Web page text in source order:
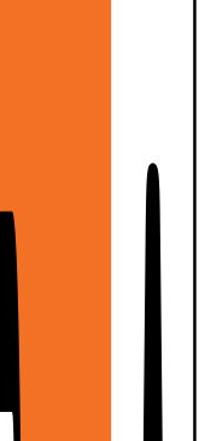
og elektriske artikler,
og elektriske